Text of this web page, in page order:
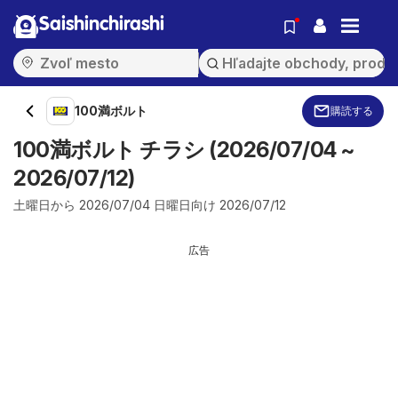
Saishinchirashi
100満ボルト 購読する
100満ボルト チラシ (2026/07/04 ~
2026/07/12)
土曜日から 2026/07/04 日曜日向け 2026/07/12
広告